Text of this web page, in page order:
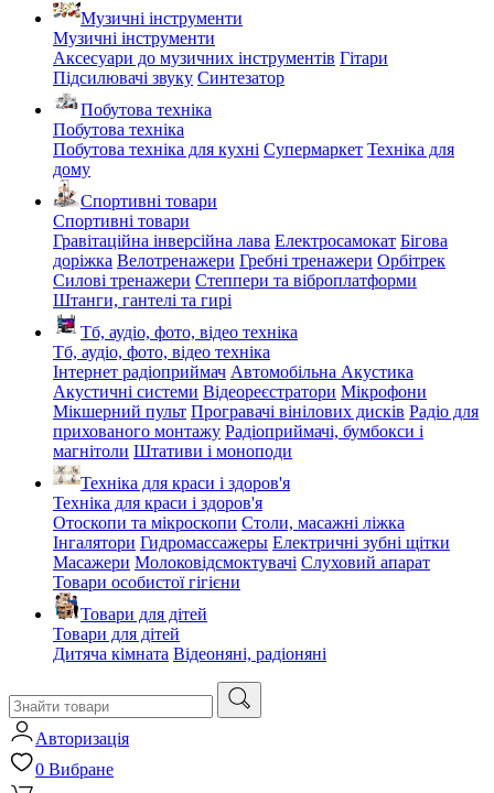
Музичні інструменти
Музичні інструменти
Аксесуари до музичних інструментів Гітари
Підсилювачі звуку Синтезатор
Побутова техніка
Побутова техніка
Побутова техніка для кухні Супермаркет Техніка для
дому
Спортивні товари
Спортивні товари
Гравітаційна інверсійна лава Електросамокат Бігова
доріжка Велотренажери Гребні тренажери Орбітрек
Силові тренажери Степпери та віброплатформи
Штанги, гантелі та гирі
Тб, аудіо, фото, відео техніка
Тб, аудіо, фото, відео техніка
Інтернет радіоприймач Автомобільна Акустика
Акустичні системи Відеореєстратори Мікрофони
Мікшерний пульт Програвачі вінілових дисків Радіо для
прихованого монтажу Радіоприймачі, бумбокси і
магнітоли Штативи і моноподи
Техніка для краси і здоров'я
Техніка для краси і здоров'я
Отоскопи та мікроскопи Столи, масажні ліжка
Інгалятори Гидромассажеры Електричні зубні щітки
Масажери Молоковідсмоктувачі Слуховий апарат
Товари особистої гігієни
Товари для дітей
Товари для дітей
Дитяча кімната Відеоняні, радіоняні
Авторизація
0 Вибране